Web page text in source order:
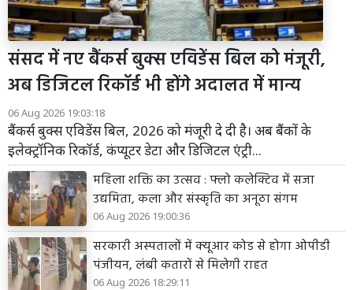
संसद में नए बैंकर्स बुक्स एविडेंस बिल को मंजूरी,
अब डिजिटल रिकॉर्ड भी होंगे अदालत में मान्य
06 Aug 2026 19:03:18
बैंकर्स बुक्स एविडेंस बिल, 2026 को मंजूरी दे दी है। अब बैंकों के
इलेक्ट्रॉनिक रिकॉर्ड, कंप्यूटर डेटा और डिजिटल एंट्री...
महिला शक्ति का उत्सव : फ्लो कलेक्टिव में सजा
उद्यमिता, कला और संस्कृति का अनूठा संगम
06 Aug 2026 19:00:36
सरकारी अस्पतालों में क्यूआर कोड से होगा ओपीडी
पंजीयन, लंबी कतारों से मिलेगी राहत
06 Aug 2026 18:29:11